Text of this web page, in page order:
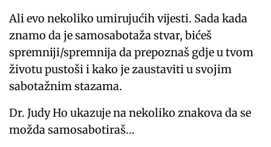
Ali evo nekoliko umirujućih vijesti. Sada kada
znamo da je samosabotaža stvar, bićeš
spremniji/spremnija da prepoznaš gdje u tvom
životu pustoši i kako je zaustaviti u svojim
sabotažnim stazama.
Dr. Judy Ho ukazuje na nekoliko znakova da se
možda samosabotiraš…